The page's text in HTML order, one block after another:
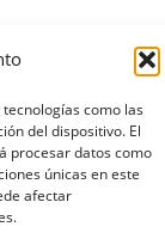
como las
del dispositivo. El
procesar datos como
únicas en este
afectar